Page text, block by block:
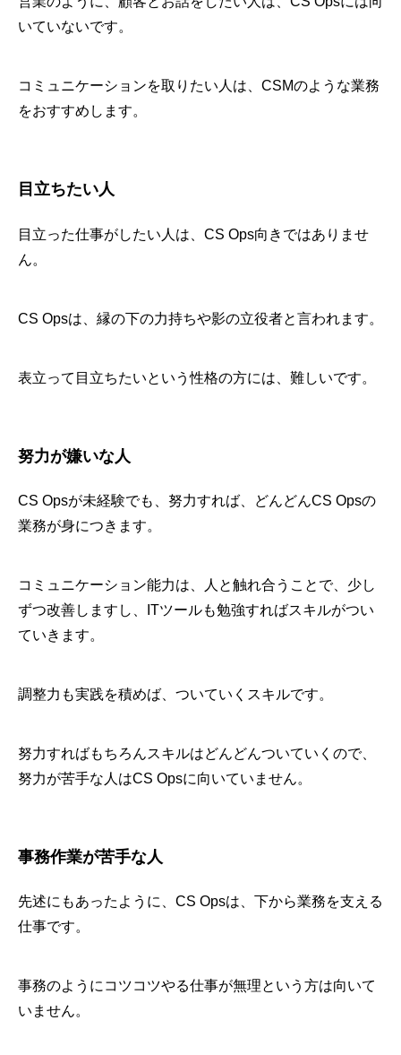
いていないです。
コミュニケーションを取りたい人は、CSMのような業務
をおすすめします。
目立ちたい人
目立った仕事がしたい人は、CS Ops向きではありませ
ん。
CS Opsは、縁の下の力持ちや影の立役者と言われます。
表立って目立ちたいという性格の方には、難しいです。
努力が嫌いな人
CS Opsが未経験でも、努力すれば、どんどんCS Opsの
業務が身につきます。
コミュニケーション能力は、人と触れ合うことで、少し
ずつ改善しますし、ITツールも勉強すればスキルがつい
ていきます。
調整力も実践を積めば、ついていくスキルです。
努力すればもちろんスキルはどんどんついていくので、
努力が苦手な人はCS Opsに向いていません。
事務作業が苦手な人
先述にもあったように、CS Opsは、下から業務を支える
仕事です。
事務のようにコツコツやる仕事が無理という方は向いて
いません。